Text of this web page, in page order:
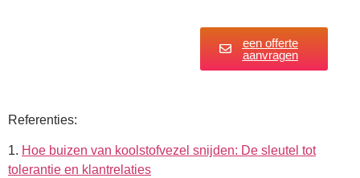
een offerte
aanvragen
Referenties:
1. Hoe buizen van koolstofvezel snijden: De sleutel tot
tolerantie en klantrelaties